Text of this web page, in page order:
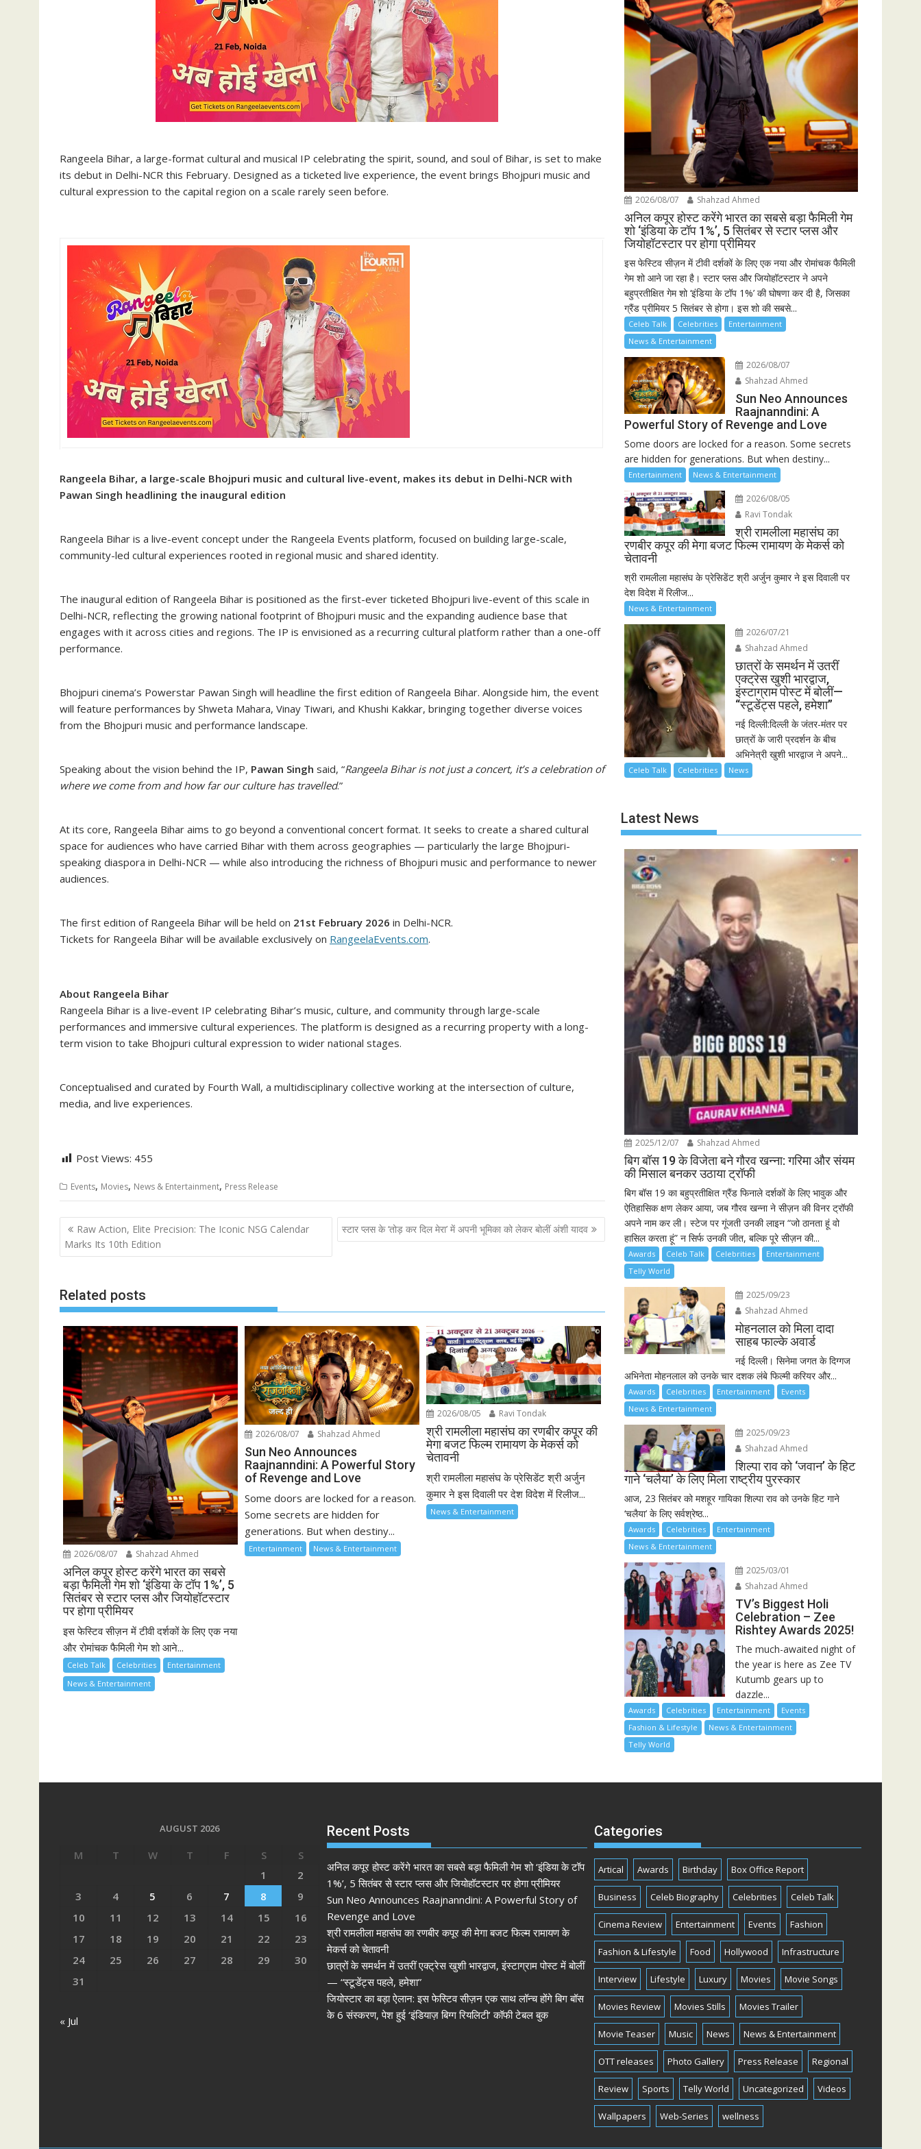
Rangeela Bihar, a large-format cultural and musical IP celebrating the spirit, sound, and soul of Bihar, is set to make
its debut in Delhi-NCR this February. Designed as a ticketed live experience, the event brings Bhojpuri music and
cultural expression to the capital region on a scale rarely seen before.
Rangeela Bihar, a large-scale Bhojpuri music and cultural live-event, makes its debut in Delhi-NCR with
Pawan Singh headlining the inaugural edition
Rangeela Bihar is a live-event concept under the Rangeela Events platform, focused on building large-scale,
community-led cultural experiences rooted in regional music and shared identity.
The inaugural edition of Rangeela Bihar is positioned as the first-ever ticketed Bhojpuri live-event of this scale in
Delhi-NCR, reflecting the growing national footprint of Bhojpuri music and the expanding audience base that
engages with it across cities and regions. The IP is envisioned as a recurring cultural platform rather than a one-off
performance.
Bhojpuri cinema’s Powerstar Pawan Singh will headline the first edition of Rangeela Bihar. Alongside him, the event
will feature performances by Shweta Mahara, Vinay Tiwari, and Khushi Kakkar, bringing together diverse voices
from the Bhojpuri music and performance landscape.
Speaking about the vision behind the IP, Pawan Singh said, “Rangeela Bihar is not just a concert, it’s a celebration of
where we come from and how far our culture has travelled.”
At its core, Rangeela Bihar aims to go beyond a conventional concert format. It seeks to create a shared cultural
space for audiences who have carried Bihar with them across geographies — particularly the large Bhojpuri-
speaking diaspora in Delhi-NCR — while also introducing the richness of Bhojpuri music and performance to newer
audiences.
The first edition of Rangeela Bihar will be held on 21st February 2026 in Delhi-NCR.
Tickets for Rangeela Bihar will be available exclusively on RangeelaEvents.com.
About Rangeela Bihar
Rangeela Bihar is a live-event IP celebrating Bihar’s music, culture, and community through large-scale
performances and immersive cultural experiences. The platform is designed as a recurring property with a long-
term vision to take Bhojpuri cultural expression to wider national stages.
Conceptualised and curated by Fourth Wall, a multidisciplinary collective working at the intersection of culture,
media, and live experiences.
Post Views: 455
Events, Movies, News & Entertainment, Press Release
Post
navigation
Raw Action, Elite Precision: The Iconic NSG Calendar
Marks Its 10th Edition
स्टार प्लस के ‘तोड़ कर दिल मेरा’ में अपनी भूमिका को लेकर बोलीं अंशी यादव
Related posts
2026/08/07 Shahzad Ahmed
अनिल कपूर होस्ट करेंगे भारत का सबसे
बड़ा फैमिली गेम शो ‘इंडिया के टॉप 1%’, 5
सितंबर से स्टार प्लस और जियोहॉटस्टार
पर होगा प्रीमियर
इस फेस्टिव सीज़न में टीवी दर्शकों के लिए एक नया
और रोमांचक फैमिली गेम शो आने...
Celeb Talk Celebrities
Entertainment
News & Entertainment
2026/08/07 Shahzad Ahmed
Sun Neo Announces
Raajnanndini: A Powerful Story
of Revenge and Love
Some doors are locked for a reason.
Some secrets are hidden for
generations. But when destiny...
Entertainment News & Entertainment
2026/08/05 Ravi Tondak
श्री रामलीला महासंघ का रणबीर कपूर की
मेगा बजट फिल्म रामायण के मेकर्स को
चेतावनी
श्री रामलीला महासंघ के प्रेसिडेंट श्री अर्जुन
कुमार ने इस दिवाली पर देश विदेश में रिलीज...
News & Entertainment
2026/08/07 Shahzad Ahmed
अनिल कपूर होस्ट करेंगे भारत का सबसे बड़ा फैमिली गेम
शो ‘इंडिया के टॉप 1%’, 5 सितंबर से स्टार प्लस और
जियोहॉटस्टार पर होगा प्रीमियर
इस फेस्टिव सीज़न में टीवी दर्शकों के लिए एक नया और रोमांचक फैमिली
गेम शो आने जा रहा है। स्टार प्लस और जियोहॉटस्टार ने अपने
बहुप्रतीक्षित गेम शो ‘इंडिया के टॉप 1%’ की घोषणा कर दी है, जिसका
ग्रैंड प्रीमियर 5 सितंबर से होगा। इस शो की सबसे...
Celeb Talk Celebrities
Entertainment
News & Entertainment
2026/08/07
Shahzad Ahmed
Sun Neo Announces
Raajnanndini: A
Powerful Story of Revenge and Love
Some doors are locked for a reason. Some secrets
are hidden for generations. But when destiny...
Entertainment News & Entertainment
2026/08/05
Ravi Tondak
श्री रामलीला महासंघ का
रणबीर कपूर की मेगा बजट फिल्म रामायण के मेकर्स को
चेतावनी
श्री रामलीला महासंघ के प्रेसिडेंट श्री अर्जुन कुमार ने इस दिवाली पर
देश विदेश में रिलीज...
News & Entertainment
2026/07/21
Shahzad Ahmed
छात्रों के समर्थन में उतरीं
एक्ट्रेस खुशी भारद्वाज,
इंस्टाग्राम पोस्ट में बोलीं—
“स्टूडेंट्स पहले, हमेशा”
नई दिल्ली:दिल्ली के जंतर-मंतर पर
छात्रों के जारी प्रदर्शन के बीच
अभिनेत्री खुशी भारद्वाज ने अपने...
Celeb Talk Celebrities News
Latest News
2025/12/07 Shahzad Ahmed
बिग बॉस 19 के विजेता बने गौरव खन्ना: गरिमा और संयम
की मिसाल बनकर उठाया ट्रॉफी
बिग बॉस 19 का बहुप्रतीक्षित ग्रैंड फिनाले दर्शकों के लिए भावुक और
ऐतिहासिक क्षण लेकर आया, जब गौरव खन्ना ने सीज़न की विनर ट्रॉफी
अपने नाम कर ली। स्टेज पर गूंजती उनकी लाइन “जो ठानता हूं वो
हासिल करता हूं” न सिर्फ उनकी जीत, बल्कि पूरे सीज़न की...
Awards Celeb Talk Celebrities
Entertainment
Telly World
2025/09/23
Shahzad Ahmed
मोहनलाल को मिला दादा
साहब फाल्के अवार्ड
नई दिल्ली। सिनेमा जगत के दिग्गज
अभिनेता मोहनलाल को उनके चार दशक लंबे फिल्मी करियर और...
Awards Celebrities Entertainment
Events
News & Entertainment
2025/09/23
Shahzad Ahmed
शिल्पा राव को ‘जवान’ के हिट
गाने ‘चलैया’ के लिए मिला राष्ट्रीय पुरस्कार
आज, 23 सितंबर को मशहूर गायिका शिल्पा राव को उनके हिट गाने
‘चलैया’ के लिए सर्वश्रेष्ठ...
Awards Celebrities
Entertainment
News & Entertainment
2025/03/01
Shahzad Ahmed
TV’s Biggest Holi
Celebration – Zee
Rishtey Awards 2025!
The much-awaited night of
the year is here as Zee TV
Kutumb gears up to
dazzle...
Awards Celebrities Entertainment
Events
Fashion & Lifestyle
News & Entertainment
Telly World
AUGUST 2026
M T W T F S
S
1
2
3
4 5 6 7 8
9
10
11 12 13 14 15
16
17
18 19 20 21 22
23
24
25 26 27 28 29
30
31
« Jul
Recent Posts
अनिल कपूर होस्ट करेंगे भारत का सबसे बड़ा फैमिली गेम शो ‘इंडिया के टॉप
1%’, 5 सितंबर से स्टार प्लस और जियोहॉटस्टार पर होगा प्रीमियर
Sun Neo Announces Raajnanndini: A Powerful Story of
Revenge and Love
श्री रामलीला महासंघ का रणबीर कपूर की मेगा बजट फिल्म रामायण के
मेकर्स को चेतावनी
छात्रों के समर्थन में उतरीं एक्ट्रेस खुशी भारद्वाज, इंस्टाग्राम पोस्ट में बोलीं
— “स्टूडेंट्स पहले, हमेशा”
जियोस्टार का बड़ा ऐलान: इस फेस्टिव सीज़न एक साथ लॉन्च होंगे बिग बॉस
के 6 संस्करण, पेश हुई ‘इंडियाज़ बिग्ग रियलिटी’ कॉफी टेबल बुक
Categories
Artical Awards Birthday Box Office Report
Business Celeb Biography Celebrities Celeb Talk
Cinema Review Entertainment Events Fashion
Fashion & Lifestyle Food Hollywood Infrastructure
Interview Lifestyle Luxury Movies Movie Songs
Movies Review Movies Stills Movies Trailer
Movie Teaser Music News News & Entertainment
OTT releases Photo Gallery Press Release Regional
Review Sports Telly World Uncategorized Videos
Wallpapers Web-Series wellness